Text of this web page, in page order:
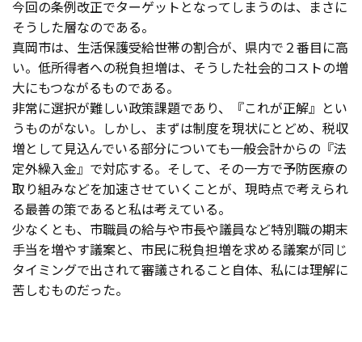
今回の条例改正でターゲットとなってしまうのは、まさに
そうした層なのである。
真岡市は、生活保護受給世帯の割合が、県内で２番目に高
い。低所得者への税負担増は、そうした社会的コストの増
大にもつながるものである。
非常に選択が難しい政策課題であり、『これが正解』とい
うものがない。しかし、まずは制度を現状にとどめ、税収
増として見込んでいる部分についても一般会計からの『法
定外繰入金』で対応する。そして、その一方で予防医療の
取り組みなどを加速させていくことが、現時点で考えられ
る最善の策であると私は考えている。
少なくとも、市職員の給与や市長や議員など特別職の期末
手当を増やす議案と、市民に税負担増を求める議案が同じ
タイミングで出されて審議されること自体、私には理解に
苦しむものだった。